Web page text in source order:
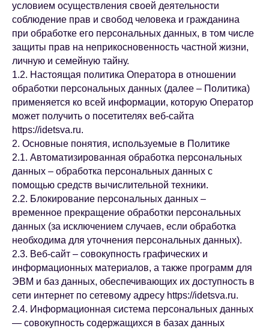
условием осуществления своей деятельности
соблюдение прав и свобод человека и гражданина
при обработке его персональных данных, в том числе
защиты прав на неприкосновенность частной жизни,
личную и семейную тайну.
1.2. Настоящая политика Оператора в отношении
обработки персональных данных (далее – Политика)
применяется ко всей информации, которую Оператор
может получить о посетителях веб-сайта
https://idetsva.ru.
2. Основные понятия, используемые в Политике
2.1. Автоматизированная обработка персональных
данных – обработка персональных данных с
помощью средств вычислительной техники.
2.2. Блокирование персональных данных –
временное прекращение обработки персональных
данных (за исключением случаев, если обработка
необходима для уточнения персональных данных).
2.3. Веб-сайт – совокупность графических и
информационных материалов, а также программ для
ЭВМ и баз данных, обеспечивающих их доступность в
сети интернет по сетевому адресу https://idetsva.ru.
2.4. Информационная система персональных данных
— совокупность содержащихся в базах данных